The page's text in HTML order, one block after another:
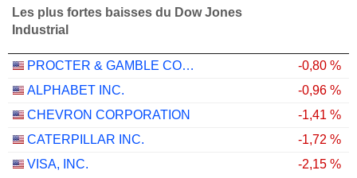
Les plus fortes baisses du Dow Jones
Industrial
PROCTER & GAMBLE COMPANY
-0,80 %
ALPHABET INC.
-0,96 %
CHEVRON CORPORATION
-1,41 %
CATERPILLAR INC.
-1,72 %
VISA, INC.
-2,15 %